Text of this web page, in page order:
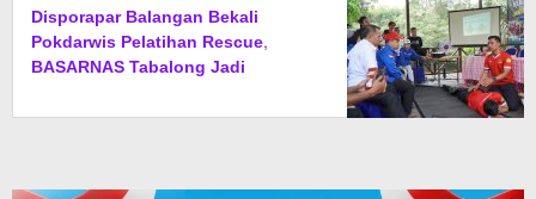
Disporapar Balangan Bekali
Pokdarwis Pelatihan Rescue,
BASARNAS Tabalong Jadi